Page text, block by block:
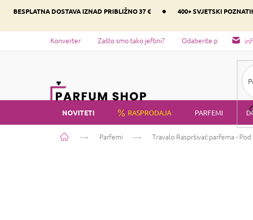
BESPLATNA DOSTAVA IZNAD PRIBLIŽNO 37 € • 400+ SVJETSKI
Konverter Zašto smo tako jeftini? Odaberite parfem svog
NOVITETI RASPRODAJA PARFEMI
Početna Parfemi Travalo Raspršivač parfema - Pod